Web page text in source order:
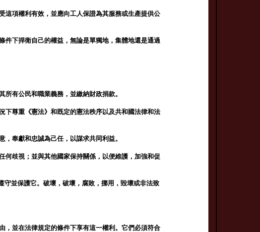
這項權利有效，並應向工人保證為其服務或生產提供公
件下捍衛自己的權益，無論是單獨地，集體地還是通過
有公民和職業義務，並繳納財政捐款。
下尊重《憲法》和既定的憲法秩序以及共和國法律和法
奉獻和忠誠為己任，以謀求共同利益。
何歧視；並與其他國家保持關係，以便維護，加強和促
守並保護它。破壞，破壞，腐敗，挪用，毀壞或非法致
，並在法律規定的條件下享有這一權利。它們必須符合